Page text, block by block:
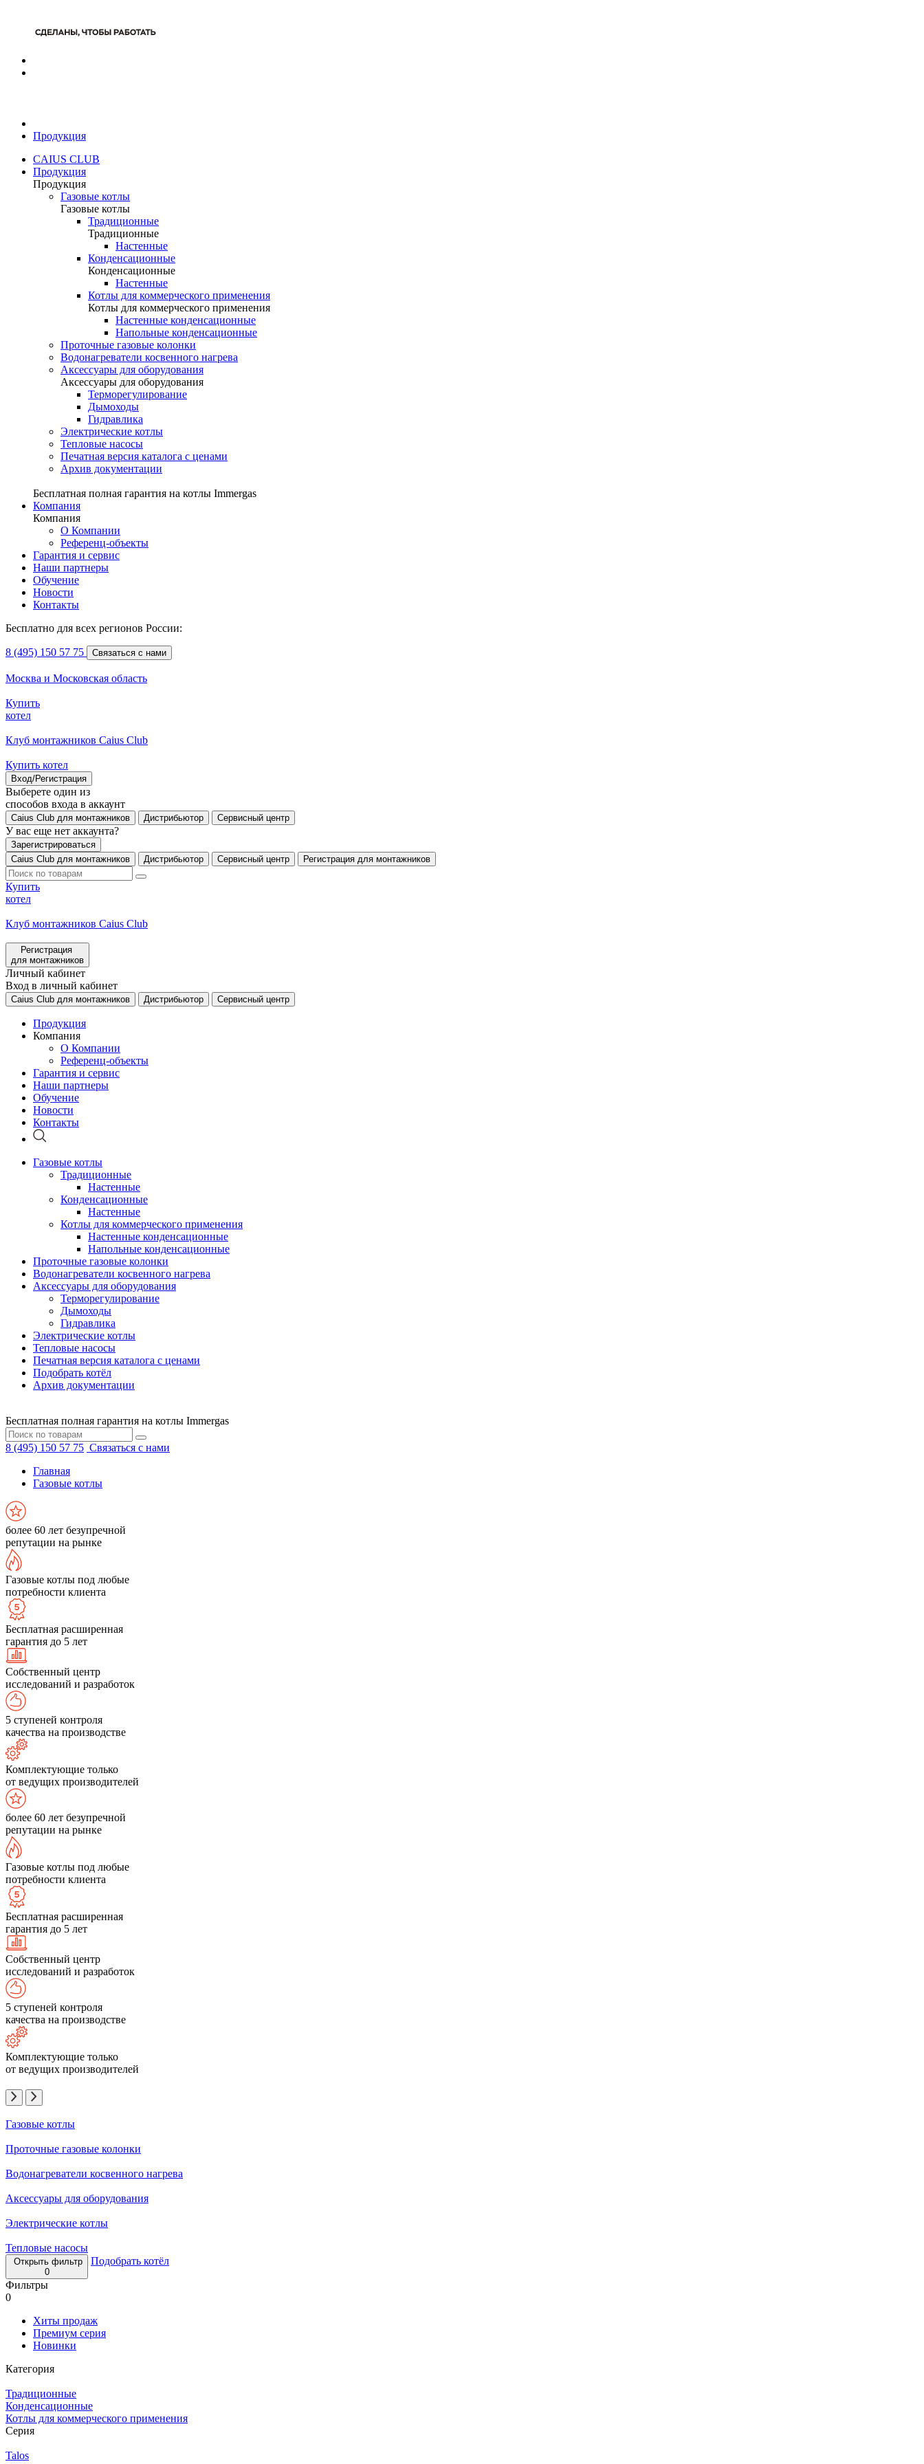
Продукция
CAIUS CLUB
Продукция
Продукция
Газовые котлы
Газовые котлы
Традиционные
Традиционные
Настенные
Конденсационные
Конденсационные
Настенные
Котлы для коммерческого применения
Котлы для коммерческого применения
Настенные конденсационные
Напольные конденсационные
Проточные газовые колонки
Водонагреватели косвенного нагрева
Аксессуары для оборудования
Аксессуары для оборудования
Терморегулирование
Дымоходы
Гидравлика
Электрические котлы
Тепловые насосы
Печатная версия каталога с ценами
Архив документации
Бесплатная полная гарантия на котлы Immergas
Компания
Компания
О Компании
Референц-объекты
Гарантия и сервис
Наши партнеры
Обучение
Новости
Контакты
Бесплатно для всех регионов России:
8 (495) 150 57 75 Связаться с нами
Москва и Московская область
Купить
котел
Клуб монтажников Caius Club
Купить котел
Вход/Регистрация
Выберете один из
способов входа в аккаунт
Caius Club для монтажников Дистрибьютор Сервисный центр
У вас еще нет аккаунта?
Зарегистрироваться
Caius Club для монтажников
Дистрибьютор Сервисный центр Регистрация для монтажников
Купить
котел
Клуб монтажников Caius Club
Регистрация
для монтажников
Личный кабинет
Вход в личный кабинет
Caius Club для монтажников Дистрибьютор Сервисный центр
Продукция
Компания
О Компании
Референц-объекты
Гарантия и сервис
Наши партнеры
Обучение
Новости
Контакты
Газовые котлы
Традиционные
Настенные
Конденсационные
Настенные
Котлы для коммерческого применения
Настенные конденсационные
Напольные конденсационные
Проточные газовые колонки
Водонагреватели косвенного нагрева
Аксессуары для оборудования
Терморегулирование
Дымоходы
Гидравлика
Электрические котлы
Тепловые насосы
Печатная версия каталога с ценами
Подобрать котёл
Архив документации
Бесплатная полная гарантия на котлы Immergas
8 (495) 150 57 75 Связаться с нами
Главная
Газовые котлы
более 60 лет безупречной
репутации на рынке
Газовые котлы под любые
потребности клиента
Бесплатная расширенная
гарантия до 5 лет
Собственный центр
исследований и разработок
5 ступеней контроля
качества на производстве
Комплектующие только
от ведущих производителей
более 60 лет безупречной
репутации на рынке
Газовые котлы под любые
потребности клиента
Бесплатная расширенная
гарантия до 5 лет
Собственный центр
исследований и разработок
5 ступеней контроля
качества на производстве
Комплектующие только
от ведущих производителей
Газовые котлы
Проточные газовые колонки
Водонагреватели косвенного нагрева
Аксессуары для оборудования
Электрические котлы
Тепловые насосы
Открыть фильтр
0
Подобрать котёл
Фильтры
0
Хиты продаж
Премиум серия
Новинки
Категория
Традиционные
Конденсационные
Котлы для коммерческого применения
Серия
Talos